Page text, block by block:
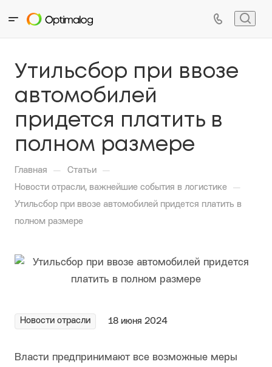
Утильсбор при ввозе
автомобилей
придется платить в
полном размере
Главная — Статьи —
Новости отрасли, важнейшие события в логистике —
Утильсбор при ввозе автомобилей придется платить в
полном размере
Новости отрасли 18 июня 2024
Власти предпринимают все возможные меры